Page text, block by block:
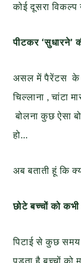
कोई दूसरा विकल्प
पीटकर ‘सुधारने’
असल में पैरेंटस के
चिल्लाना , चांटा
बोलना कुछ ऐसा
हो…
अब बताती हूं कि
छोटे बच्चों को कभी
पिटाई से कुछ
पड़ता है बच्‍चों को